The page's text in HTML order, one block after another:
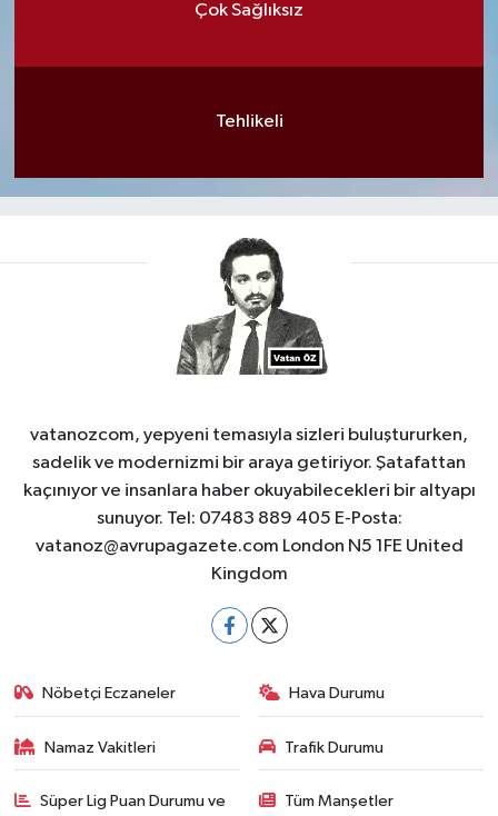
Çok Sağlıksız
Tehlikeli
vatanozcom, yepyeni temasıyla sizleri buluştururken,
sadelik ve modernizmi bir araya getiriyor. Şatafattan
kaçınıyor ve insanlara haber okuyabilecekleri bir altyapı
sunuyor. Tel: 07483 889 405 E-Posta:
vatanoz@avrupagazete.com London N5 1FE United
Kingdom
Nöbetçi Eczaneler Hava Durumu
Namaz Vakitleri Trafik Durumu
Süper Lig Puan Durumu ve Tüm Manşetler